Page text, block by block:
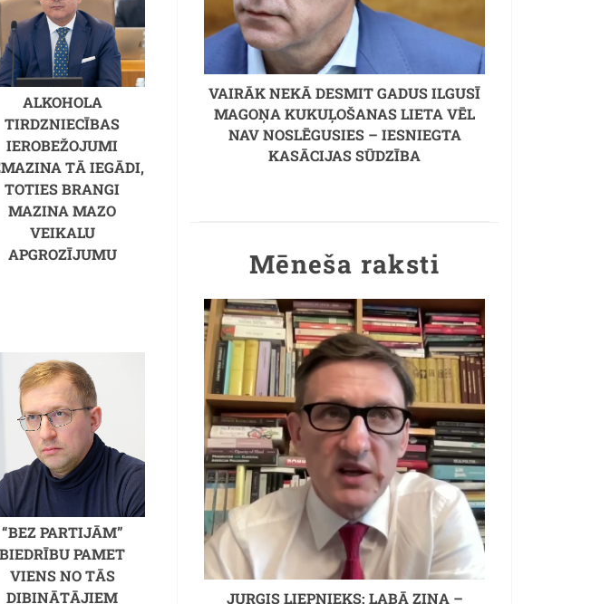
ALKOHOLA
TIRDZNIECĪBAS
IEROBEŽOJUMI
TĀ IEGĀDI,
TOTIES BRANGI
MAZINA MAZO
VEIKALU
APGROZĪJUMU
“BEZ PARTIJĀM”
BIEDRĪBU PAMET
VIENS NO TĀS
DIBINĀTĀJIEM
VAIRĀK NEKĀ DESMIT GADUS ILGUSĪ
MAGOŅA KUKUĻOŠANAS LIETA VĒL
NAV NOSLĒGUSIES – IESNIEGTA
KASĀCIJAS SŪDZĪBA
Mēneša raksti
JURĢIS LIEPNIEKS: LABĀ ZIŅA –